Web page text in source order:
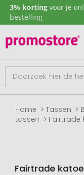
3% korting voor je
bestelling
Home Tassen
tassen
Fairtrade
Fairtrade